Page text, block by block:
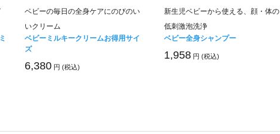
ベビーの毎日の全身ケアにのびのい
いクリーム
ベビーミルキークリームお得用サイ
ズ
6,380 円 (税込)
新生児ベビーから使える、顔・体の
低刺激泡洗浄
ベビー全身シャンプー
1,958 円 (税込)